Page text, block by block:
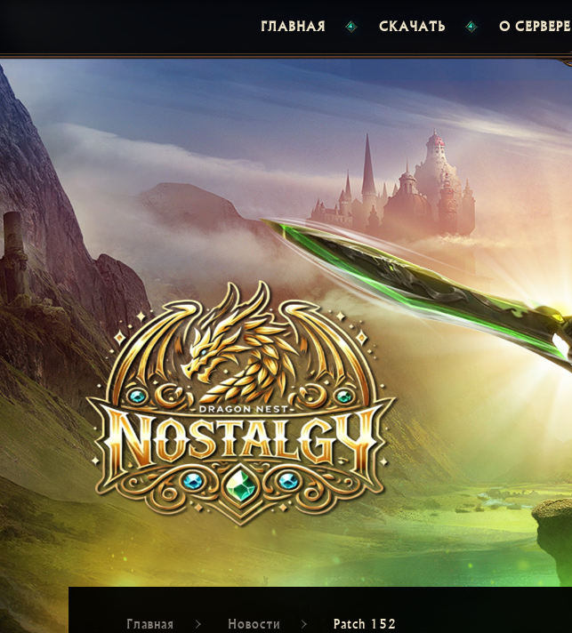
ГЛАВНАЯ СКАЧАТЬ О СЕРВЕРЕ
Главная Новости Patch 152